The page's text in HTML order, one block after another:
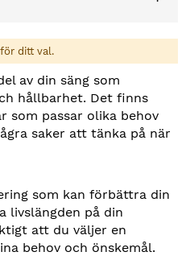
ditt val.
av din säng som
hållbarhet. Det finns
som passar olika behov
saker att tänka på när
som kan förbättra din
livslängden på din
att du väljer en
behov och önskemål.